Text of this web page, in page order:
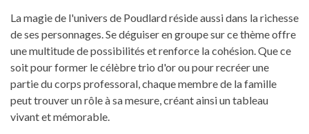
La magie de l'univers de Poudlard réside aussi dans la richesse
de ses personnages. Se déguiser en groupe sur ce thème offre
une multitude de possibilités et renforce la cohésion. Que ce
soit pour former le célèbre trio d'or ou pour recréer une
partie du corps professoral, chaque membre de la famille
peut trouver un rôle à sa mesure, créant ainsi un tableau
vivant et mémorable.